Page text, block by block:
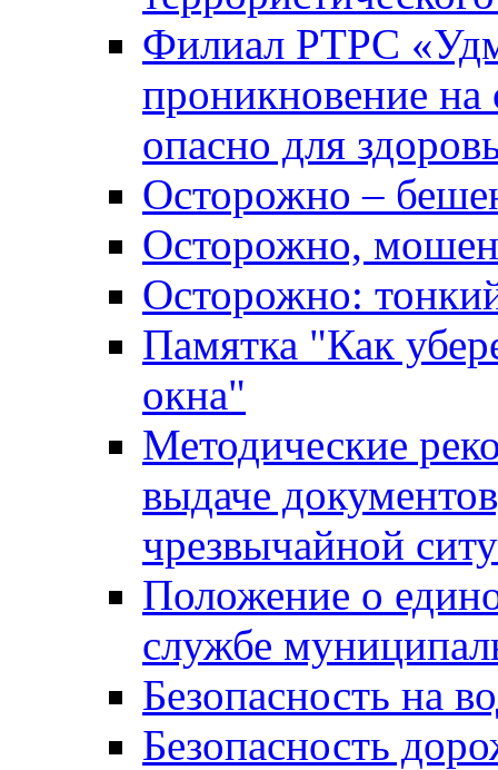
Филиал РТРС
проникновение на
опасно для
Осторожно –
Осторожно,
Осторожно:
Памятка "Как
окна"
Методические
выдаче
чрезвычайной
Положение о
службе
Безопасность на
Безопасность